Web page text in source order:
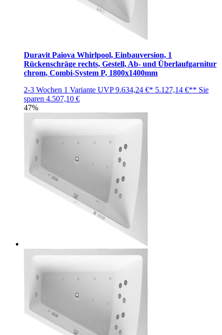
Duravit Paiova Whirlpool, Einbauversion, 1
Rückenschräge rechts, Gestell, Ab- und Überlaufgarnitur
chrom, Combi-System P, 1800x1400mm
2-3 Wochen 1 Variante UVP9.634,24 €* 5.127,14 €** Sie
sparen 4.507,10 €
47%